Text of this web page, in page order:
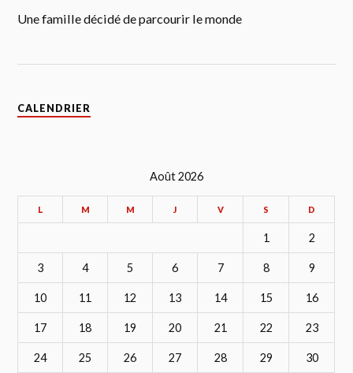
Une famille décidé de parcourir le monde
CALENDRIER
Août 2026
L M M J V S D
1 2
3 4 5 6 7 8 9
10 11 12 13 14 15 16
17 18 19 20 21 22 23
24 25 26 27 28 29 30